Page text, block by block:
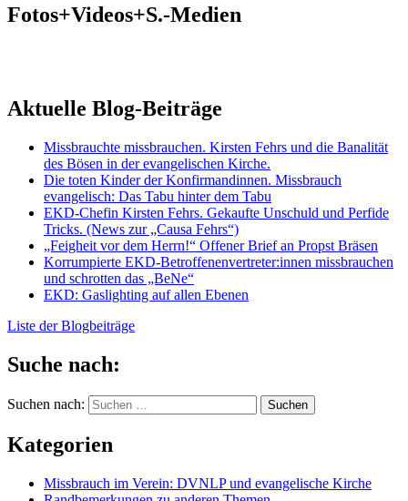
Fotos+Videos+S.-Medien
Aktuelle Blog-Beiträge
Missbrauchte missbrauchen. Kirsten Fehrs und die Banalität
des Bösen in der evangelischen Kirche.
Die toten Kinder der Konfirmandinnen. Missbrauch
evangelisch: Das Tabu hinter dem Tabu
EKD-Chefin Kirsten Fehrs. Gekaufte Unschuld und Perfide
Tricks. (News zur „Causa Fehrs“)
„Feigheit vor dem Herrn!“ Offener Brief an Propst Bräsen
Korrumpierte EKD-Betroffenenvertreter:innen missbrauchen
und schrotten das „BeNe“
EKD: Gaslighting auf allen Ebenen
Liste der Blogbeiträge
Suche nach:
Suchen nach:
Kategorien
Missbrauch im Verein: DVNLP und evangelische Kirche